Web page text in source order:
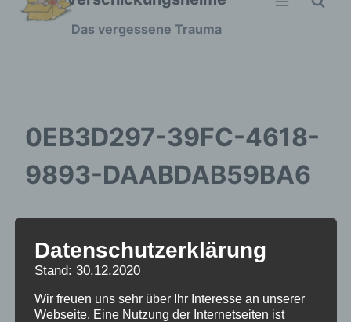
Zum
Das vergessene Trauma
0EB3D297-39FC-4618-
9893-DAABDAB59BA6
Datenschutzerklärung
Stand: 30.12.2020
Wir freuen uns sehr über Ihr Interesse an unserer
Webseite. Eine Nutzung der Internetseiten ist